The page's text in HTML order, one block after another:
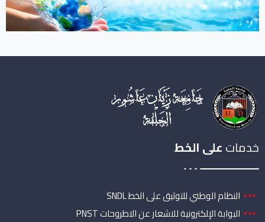
خدماتعلى الخط
النظام الوطني للتوثيق على الخط SNDL
البوابة الإلكترونية للاشعار عن الاطروحات PNST